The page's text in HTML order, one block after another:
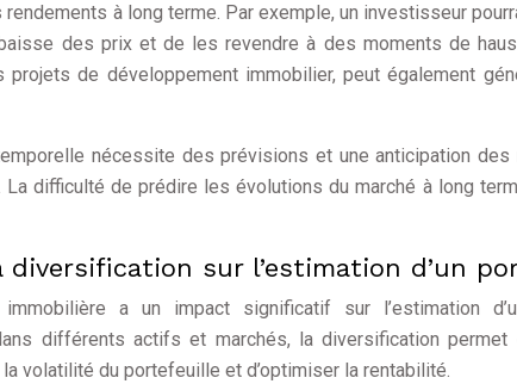
à long terme. Par exemple, un investisseur
des prix et de les revendre à des moments de
projets de développement immobilier, peut également
nécessite des prévisions et une anticipation des
La difficulté de prédire les évolutions du marché à long
diversification sur l’estimation d’un
a un impact significatif sur l’estimation
différents actifs et marchés, la diversification permet
volatilité du portefeuille et d’optimiser la rentabilité.